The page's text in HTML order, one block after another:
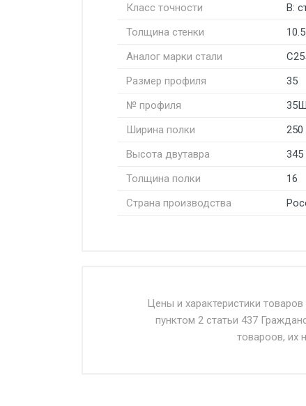
Класс точности
В:
Толщина стенки
10.5
Аналог марки стали
Размер профиля
35
№ профиля
Ширина полки
250
Высота двутавра
345
Толщина полки
16
Страна производства
Доставка осуществляется
Въезд на ТТК и Садовое
Цены и характеристики
пунктом 2 статьи 437
товароов, их